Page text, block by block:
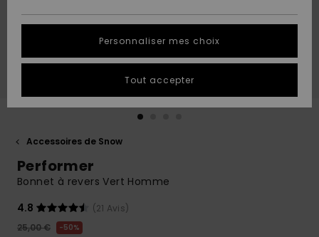
A
Découvrir
A
Découvrir
tailles
conversation
obtenir la
à votre
Démarrer
QUIKSILVER
Accessoires de Snow
Performer
Bonnet à revers Vert Homme
4.8
(21 Avis)
25,00 €
50%
Personnaliser mes choix
Tout accepter